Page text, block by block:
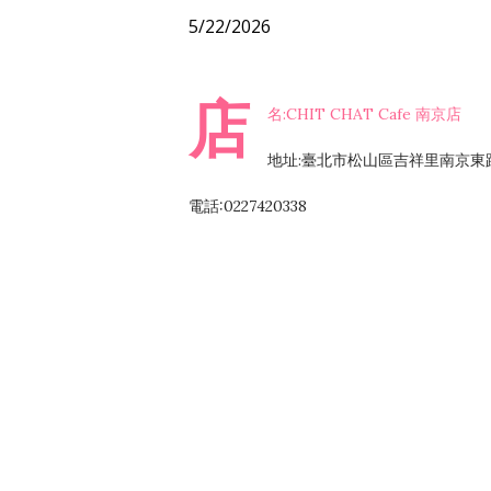
5/22/2026
店 名:CHIT CHAT Cafe 南京店
地址:臺北市松山區吉祥里南京東
電話:0227420338